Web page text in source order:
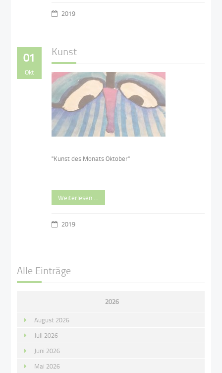
2019
01
Okt
Kunst
"Kunst des Monats Oktober"
Weiterlesen …
2019
Alle Einträge
2026
August 2026
Juli 2026
Juni 2026
Mai 2026